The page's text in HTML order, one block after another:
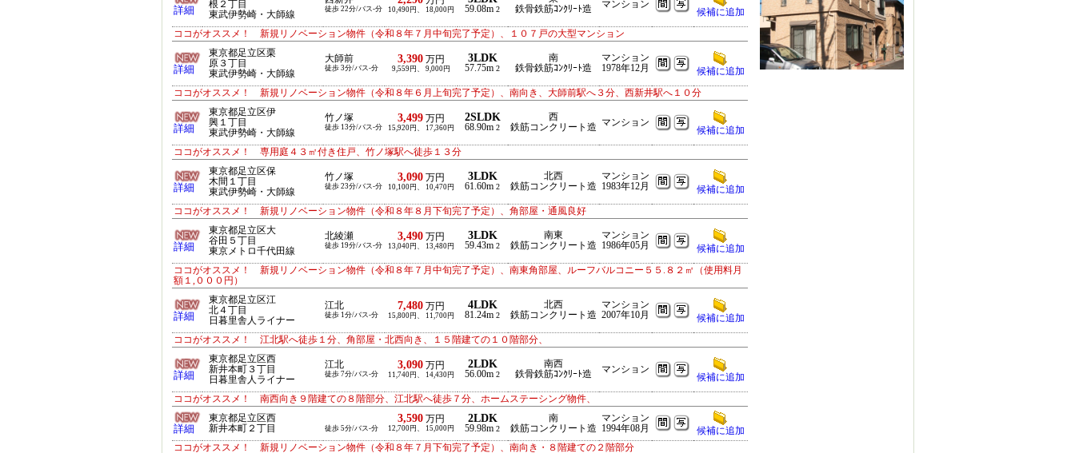
詳細
根２丁目
東武伊勢崎・大師線
徒歩 22分/バス-分 10,490円、 18,000円 59.08m 2
鉄骨鉄筋ｺﾝｸﾘｰﾄ造
マンション
候補に追加
ココがオススメ！ 新規リノベーション物件（令和８年７月中旬完了予定）、１０７戸の大型マンション
詳細
東京都足立区栗
原３丁目
東武伊勢崎・大師線
大師前
徒歩 3分/バス-分
3,390万円
9,559円、 9,000円
3LDK
57.75m 2
南
鉄骨鉄筋ｺﾝｸﾘｰﾄ造
マンション
1978年12月
候補に追加
ココがオススメ！ 新規リノベーション物件（令和８年６月上旬完了予定）、南向き、大師前駅へ３分、西新井駅へ１０分
詳細
東京都足立区伊
興１丁目
東武伊勢崎・大師線
竹ノ塚
徒歩 13分/バス-分
3,499万円
15,920円、 17,360円
2SLDK
68.90m 2
西
鉄筋コンクリート造
マンション
候補に追加
ココがオススメ！ 専用庭４３㎡付き住戸、竹ノ塚駅へ徒歩１３分
詳細
東京都足立区保
木間１丁目
東武伊勢崎・大師線
竹ノ塚
徒歩 23分/バス-分
3,090万円
10,100円、 10,470円
3LDK
61.60m 2
北西
鉄筋コンクリート造
マンション
1983年12月
候補に追加
ココがオススメ！ 新規リノベーション物件（令和８年８月下旬完了予定）、角部屋・通風良好
詳細
東京都足立区大
谷田５丁目
東京メトロ千代田線
北綾瀬
徒歩 19分/バス-分
3,490万円
13,040円、 13,480円
3LDK
59.43m 2
南東
鉄筋コンクリート造
マンション
1986年05月
候補に追加
ココがオススメ！ 新規リノベーション物件（令和８年７月中旬完了予定）、南東角部屋、ルーフバルコニー５５.８２㎡（使用料月
額１,０００円）
詳細
東京都足立区江
北４丁目
日暮里舎人ライナー
江北
徒歩 1分/バス-分
7,480万円
15,800円、 11,700円
4LDK
81.24m 2
北西
鉄筋コンクリート造
マンション
2007年10月
候補に追加
ココがオススメ！ 江北駅へ徒歩１分、角部屋・北西向き、１５階建ての１０階部分、
詳細
東京都足立区西
新井本町３丁目
日暮里舎人ライナー
江北
徒歩 7分/バス-分
3,090万円
11,740円、 14,430円
2LDK
56.00m 2
南西
鉄骨鉄筋ｺﾝｸﾘｰﾄ造
マンション
候補に追加
ココがオススメ！ 南西向き９階建ての８階部分、江北駅へ徒歩７分、ホームステーシング物件、
詳細
東京都足立区西
新井本町２丁目
徒歩 5分/バス-分
3,590万円
12,700円、 15,000円
2LDK
59.98m 2
南
鉄筋コンクリート造
マンション
1994年08月
候補に追加
ココがオススメ！ 新規リノベーション物件（令和８年７月下旬完了予定）、南向き・８階建ての２階部分